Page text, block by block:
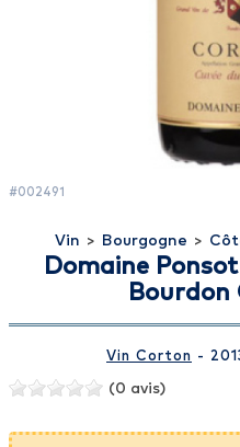
#002491
Vin > Bourgogne >
Domaine
Bourdon
Vin Corton -
(0 avis)